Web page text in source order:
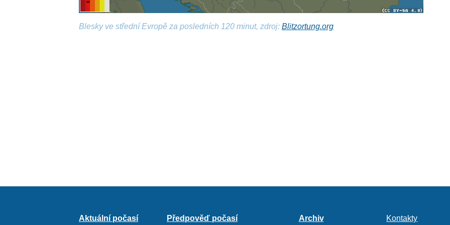
Blesky ve střední Evropě za posledních 120 minut, zdroj:Blitzortung.org
Aktuální počasí Předpověď počasí Archiv Kontakty